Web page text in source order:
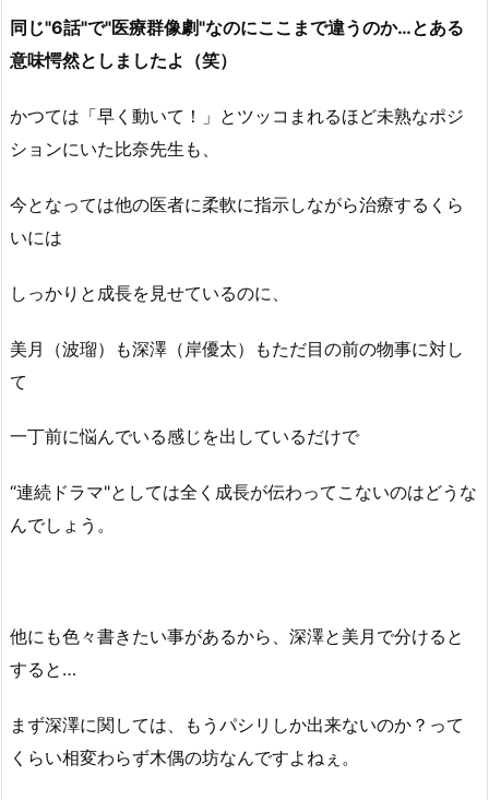
同じ"6話"で"医療群像劇"なのにここまで違うのか…とある
意味愕然としましたよ（笑）
かつては「早く動いて！」とツッコまれるほど未熟なポジ
ションにいた比奈先生も、
今となっては他の医者に柔軟に指示しながら治療するくら
いには
しっかりと成長を見せているのに、
美月（波瑠）も深澤（岸優太）もただ目の前の物事に対し
て
一丁前に悩んでいる感じを出しているだけで
“連続ドラマ"としては全く成長が伝わってこないのはどうな
んでしょう。
他にも色々書きたい事があるから、深澤と美月で分けると
すると…
まず深澤に関しては、もうパシリしか出来ないのか？って
くらい相変わらず木偶の坊なんですよねぇ。